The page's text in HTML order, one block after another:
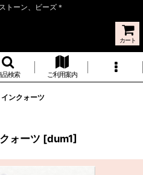
トーン、ビーズ＊
カート
品検索 ご利用案内
ンクォーツ
ォーツ [dum1]